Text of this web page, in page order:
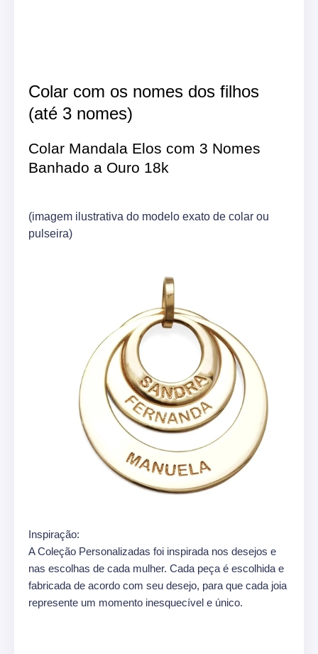
Colar com os nomes dos filhos
(até 3 nomes)
Colar Mandala Elos com 3 Nomes
Banhado a Ouro 18k
(imagem ilustrativa do modelo exato de colar ou
pulseira)
Inspiração:
A Coleção Personalizadas foi inspirada nos desejos e
nas escolhas de cada mulher. Cada peça é escolhida e
fabricada de acordo com seu desejo, para que cada joia
represente um momento inesquecível e único.